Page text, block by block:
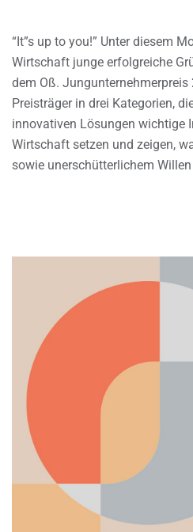
“It”s up to you!” Unter diesem
Wirtschaft junge erfolgreiche
dem Oß.
Preisträger in drei Kategorien,
innovativen Lösungen wichtige
Wirtschaft setzen und zeigen,
sowie unerschütterlichem